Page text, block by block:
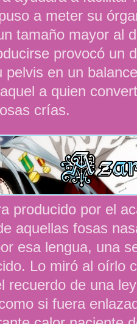
a meter su
tamaño mayor al
provocó un
pelvis en un
a quien
crías.
producido por el
aquellas fosas
esa lengua, una
Lo miró al oírlo
recuerdo de una
si fuera